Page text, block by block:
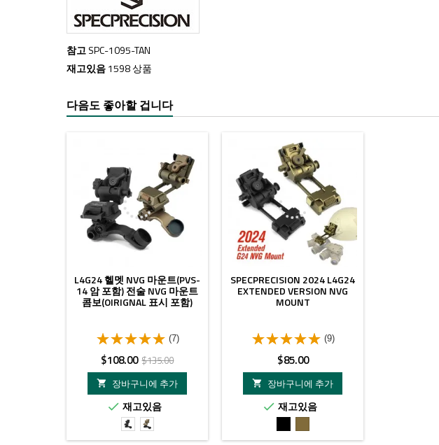
참고SPC-1095-TAN
재고있음1598 상품
다음도 좋아할 겁니다
L4G24 헬멧 NVG 마운트(PVS-
14 암 포함) 전술 NVG 마운트
콤보(OIRIGNAL 표시 포함)
(7)
가
격
$108.00정
상
가
격
$135.00

장바구니에 추가
 재고있음
Black
L4G24
FDE
L4G24
SPECPRECISION 2024 L4G24
EXTENDED VERSION NVG
MOUNT
(9)
가
격
$85.00

장바구니에 추가
 재고있음
은